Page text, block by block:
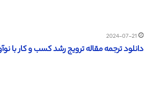
2024-07-21
دانلود ترجمه مقاله ترویج رشد کسب و کار با